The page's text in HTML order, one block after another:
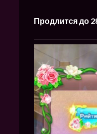
Продлится до